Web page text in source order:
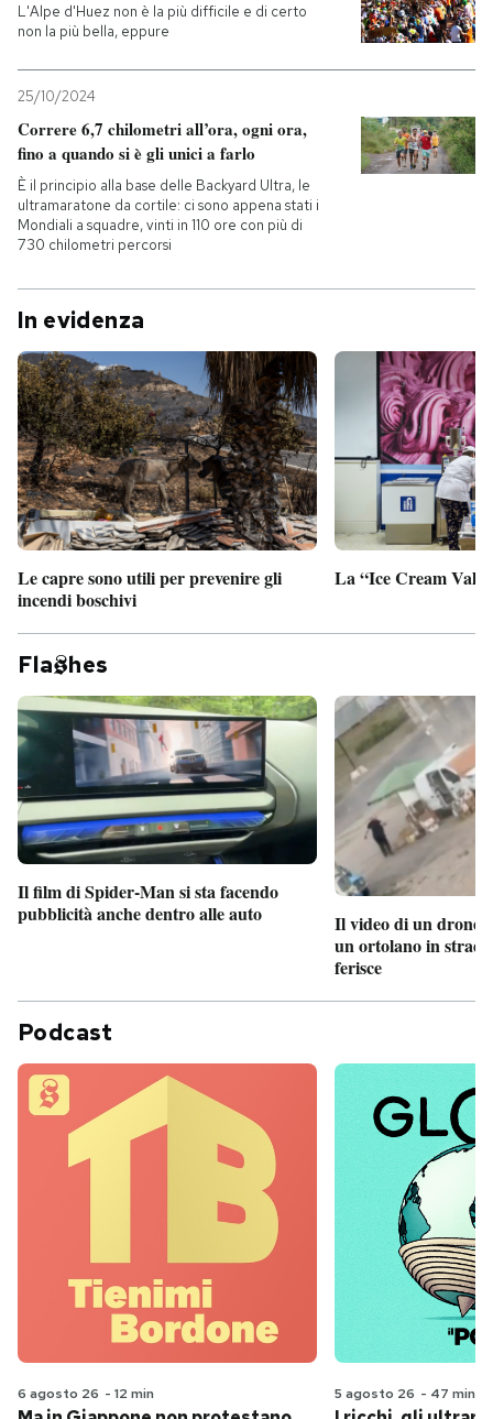
L'Alpe d'Huez non è la più difficile e di certo
non la più bella, eppure
25/10/2024
Correre 6,7 chilometri all’ora, ogni ora,
fino a quando si è gli unici a farlo
È il principio alla base delle Backyard Ultra, le
ultramaratone da cortile: ci sono appena stati i
Mondiali a squadre, vinti in 110 ore con più di
730 chilometri percorsi
In evidenza
Le capre sono utili per prevenire gli
incendi boschivi
La “Ice Cream
Fla hes
Il film di Spider-Man si sta facendo
pubblicità anche dentro alle auto
Il video di un drone
un ortolano in
ferisce
Podcast
6 agosto 26 - 12 min 5 agosto 26 - 47 min